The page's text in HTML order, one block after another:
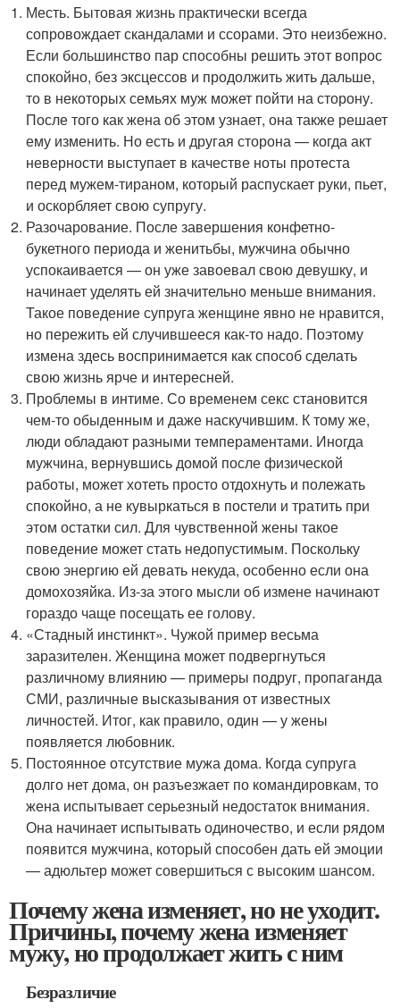
Месть. Бытовая жизнь практически всегда
сопровождает скандалами и ссорами. Это неизбежно.
Если большинство пар способны решить этот вопрос
спокойно, без эксцессов и продолжить жить дальше,
то в некоторых семьях муж может пойти на сторону.
После того как жена об этом узнает, она также решает
ему изменить. Но есть и другая сторона — когда акт
неверности выступает в качестве ноты протеста
перед мужем-тираном, который распускает руки, пьет,
и оскорбляет свою супругу.
Разочарование. После завершения конфетно-
букетного периода и женитьбы, мужчина обычно
успокаивается — он уже завоевал свою девушку, и
начинает уделять ей значительно меньше внимания.
Такое поведение супруга женщине явно не нравится,
но пережить ей случившееся как-то надо. Поэтому
измена здесь воспринимается как способ сделать
свою жизнь ярче и интересней.
Проблемы в интиме. Со временем секс становится
чем-то обыденным и даже наскучившим. К тому же,
люди обладают разными темпераментами. Иногда
мужчина, вернувшись домой после физической
работы, может хотеть просто отдохнуть и полежать
спокойно, а не кувыркаться в постели и тратить при
этом остатки сил. Для чувственной жены такое
поведение может стать недопустимым. Поскольку
свою энергию ей девать некуда, особенно если она
домохозяйка. Из-за этого мысли об измене начинают
гораздо чаще посещать ее голову.
«Стадный инстинкт». Чужой пример весьма
заразителен. Женщина может подвергнуться
различному влиянию — примеры подруг, пропаганда
СМИ, различные высказывания от известных
личностей. Итог, как правило, один — у жены
появляется любовник.
Постоянное отсутствие мужа дома. Когда супруга
долго нет дома, он разъезжает по командировкам, то
жена испытывает серьезный недостаток внимания.
Она начинает испытывать одиночество, и если рядом
появится мужчина, который способен дать ей эмоции
— адюльтер может совершиться с высоким шансом.
Почему жена изменяет, но не уходит.
Причины, почему жена изменяет
мужу, но продолжает жить с ним
Безразличие